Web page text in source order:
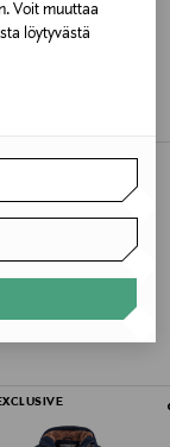
Voit muuttaa
löytyvästä
Älä käytä